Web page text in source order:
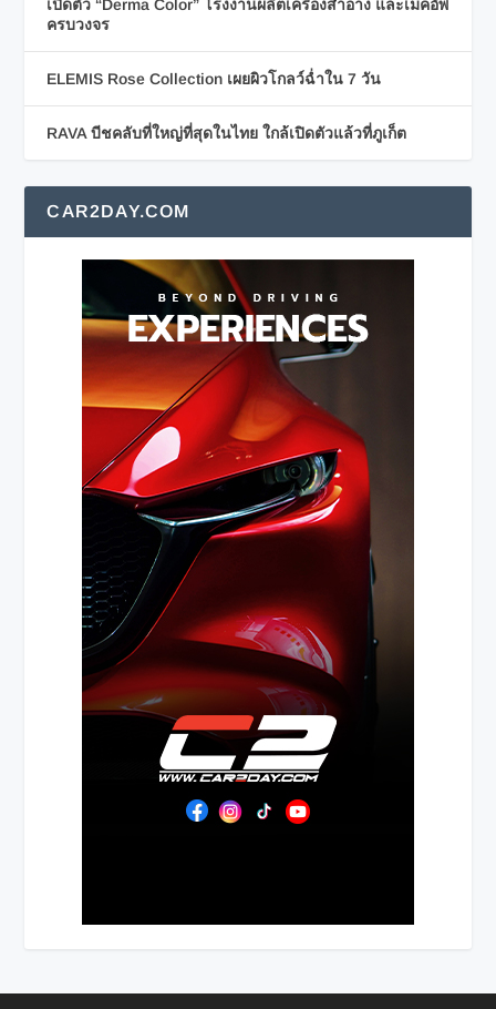
เปิดตัว “Derma Color” โรงงานผลิตเครื่องสำอาง และเมคอัพ
ครบวงจร
ELEMIS Rose Collection เผยผิวโกลว์ฉ่ำใน 7 วัน
RAVA บีชคลับที่ใหญ่ที่สุดในไทย ใกล้เปิดตัวแล้วที่ภูเก็ต
CAR2DAY.COM